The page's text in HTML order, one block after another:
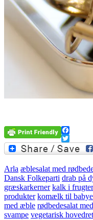
Facebook
Twitter
Arla æblesalat med
Dansk Folkeparti drab på
græskarkerner kalk i frugter
produkter komælk til
med æble rødbedesalat
svampe vegetarisk hovedret